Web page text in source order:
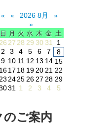
« « 2026 8月
»
»
日 月 火 水 木 金 土
26 27 28 29 30 31
1
2
3 4 5 6 7
8
9 10 11 12 13 14 15
1617 18 19 20 21 22
232425 26 27 28 29
31 1 2 3 4 5
のご案内